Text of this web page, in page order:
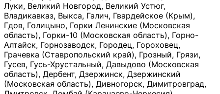
Луки, Великий Новгород, Великий Устюг,
Владикавказ, Выкса, Галич, Гвардейское (Крым),
Гдов, Голицыно, Горки Ленинские (Московская
область), Горки-10 (Московская область), Горно-
Алтайск, Горнозаводск, Городец, Гороховец,
Грачевка (Ставропольский край), Грозный, Грязи,
Гусев, Гусь-Хрустальный, Давыдово (Московская
область), Дербент, Дзержинск, Дзержинский
(Московская область), Дивногорск, Димитровград,